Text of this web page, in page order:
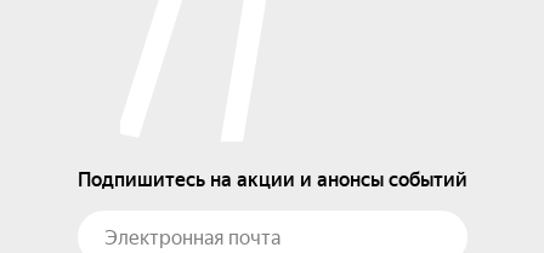
Подпишитесь на акции и анонсы событий